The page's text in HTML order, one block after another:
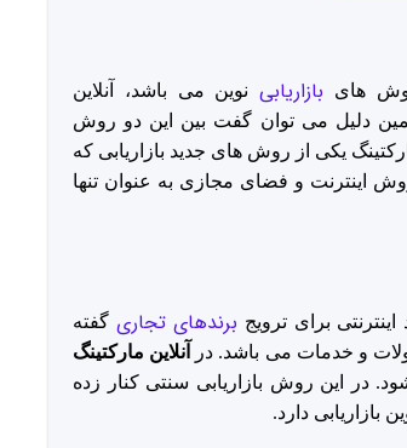
روش های بازاریابینوین می باشد، آنلاین
همین دلیل می توان گفت بین این دو روش
یکی از روش های جدید بازاریابی که
اینترنت و فضای مجازی به عنوان تنها
برای ترویج برندهای تجاری گفته
و خدمات می باشد. در
آنلاین مارکتینگ
در این روش بازاریابی سنتی کنار زده
دارد.